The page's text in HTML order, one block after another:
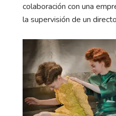
colaboración con una
la supervisión de un